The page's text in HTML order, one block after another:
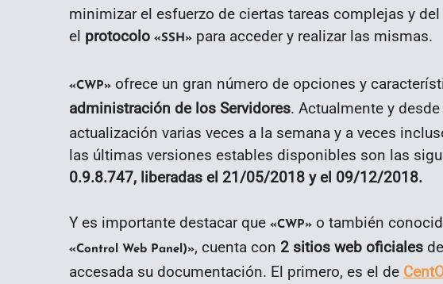
minimizar el esfuerzo de ciertas tareas complejas y
el protocolo «SSH» para acceder y realizar las mismas.
«CWP» ofrece un gran número de opciones y
administración de los Servidores. Actualmente y
actualización varias veces a la semana y a veces
las últimas versiones estables disponibles son las
0.9.8.747, liberadas el 21/05/2018 y el 09/12/2018.
Y es importante destacar que «CWP» o también
«Control Web Panel)», cuenta con 2 sitios web oficiales
accesada su documentación. El primero, es el de